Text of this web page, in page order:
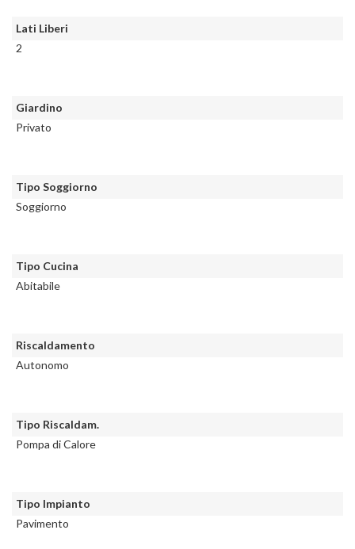
Lati Liberi
2
Giardino
Privato
Tipo Soggiorno
Soggiorno
Tipo Cucina
Abitabile
Riscaldamento
Autonomo
Tipo Riscaldam.
Pompa di Calore
Tipo Impianto
Pavimento